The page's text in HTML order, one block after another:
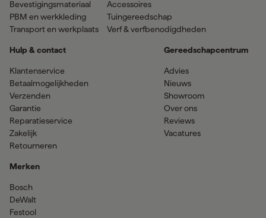
Bevestigingsmateriaal
PBM en werkkleding
Transport en werkplaats
Accessoires
Tuingereedschap
Verf & verfbenodigdheden
Hulp & contact
Klantenservice
Betaalmogelijkheden
Verzenden
Garantie
Reparatieservice
Zakelijk
Retourneren
Merken
Bosch
DeWalt
Festool
Gereedschapcentrum
Advies
Nieuws
Showroom
Over ons
Reviews
Vacatures